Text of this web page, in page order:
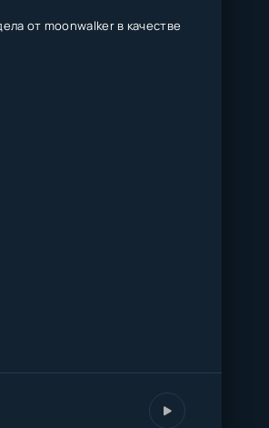
от moonwalker в качестве